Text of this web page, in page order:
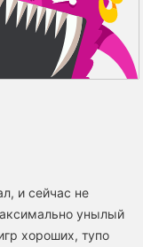
и сейчас не
унылый
хороших, тупо